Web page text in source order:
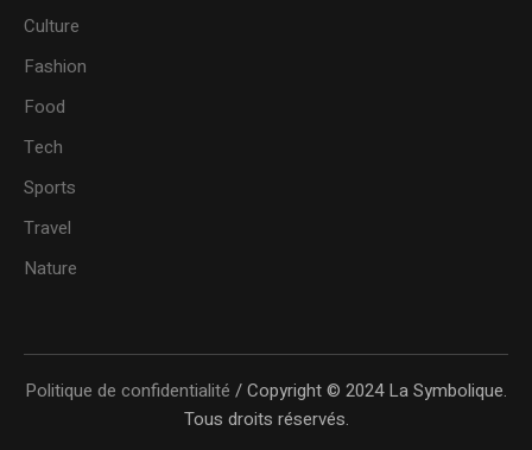
Culture
Fashion
Food
Tech
Sports
Travel
Nature
Politique de confidentialité / Copyright © 2024 La Symbolique.
Tous droits réservés.